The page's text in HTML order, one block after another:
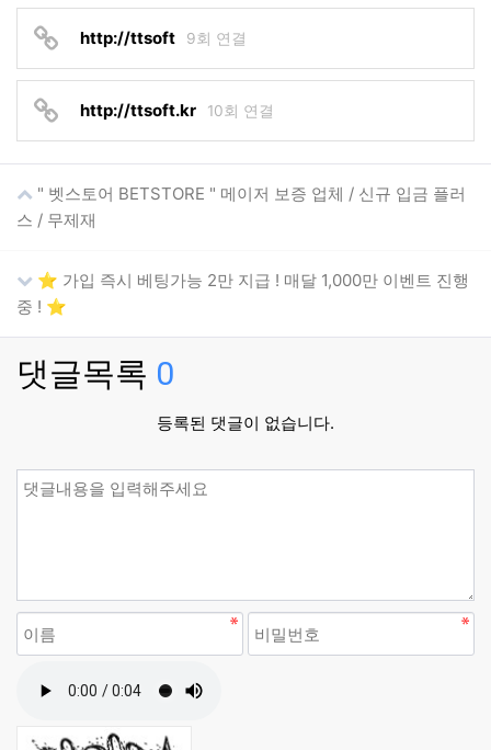
http://ttsoft 9회 연결
http://ttsoft.kr 10회 연결
" 벳스토어 BETSTORE " 메이저 보증 업체 / 신규 입금 플러
스 / 무제재
⭐️ 가입 즉시 베팅가능 2만 지급 ! 매달 1,000만 이벤트 진행
중 ! ⭐️
댓글목록 0
등록된 댓글이 없습니다.